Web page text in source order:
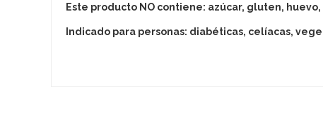
Este producto NO contiene: azúcar, gluten,
Indicado para personas: diabéticas, celíacas,